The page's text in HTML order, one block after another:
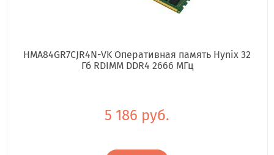
HMA84GR7CJR4N-VK Оперативная память Hynix 32
Гб RDIMM DDR4 2666 МГц
5 186 руб.